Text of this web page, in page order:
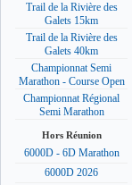
Trail de la Rivière des
Galets 15km
Trail de la Rivière des
Galets 40km
Championnat Semi
Marathon - Course Open
Championnat Régional
Semi Marathon
Hors Réunion
6000D - 6D Marathon
6000D 2026